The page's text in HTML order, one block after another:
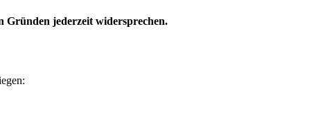
Gründen jederzeit widersprechen.